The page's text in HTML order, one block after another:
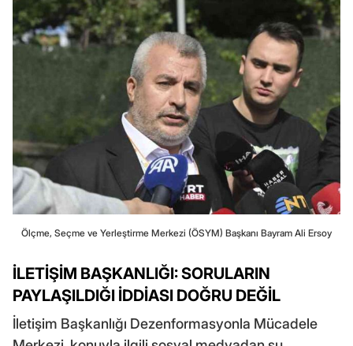
Ölçme, Seçme ve Yerleştirme Merkezi (ÖSYM) Başkanı Bayram Ali Ersoy
İLETİŞİM BAŞKANLIĞI: SORULARIN
PAYLAŞILDIĞI İDDİASI DOĞRU DEĞİL
İletişim Başkanlığı Dezenformasyonla Mücadele